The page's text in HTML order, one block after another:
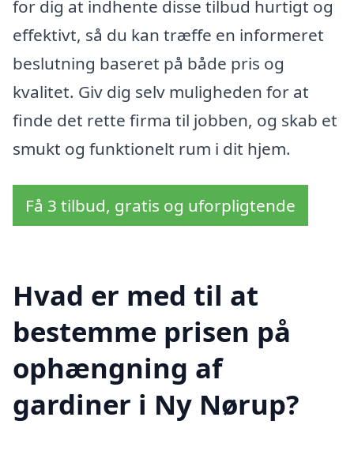
for dig at indhente disse tilbud hurtigt og
effektivt, så du kan træffe en informeret
beslutning baseret på både pris og
kvalitet. Giv dig selv muligheden for at
finde det rette firma til jobben, og skab et
smukt og funktionelt rum i dit hjem.
Få 3 tilbud, gratis og uforpligtende
Hvad er med til at
bestemme prisen på
ophængning af
gardiner i Ny Nørup?